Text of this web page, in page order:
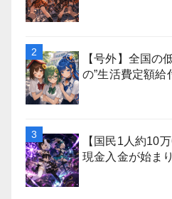
【号外】全国の
の”生活費定額給
【国民1人約10
現金入金が始ま